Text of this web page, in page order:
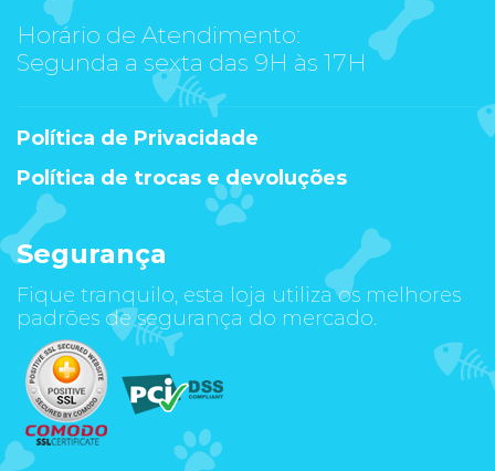
Horário de Atendimento:
Segunda a sexta das 9H às 17H
Política de Privacidade
Política de trocas e devoluções
Segurança
Fique tranquilo, esta loja utiliza os melhores
padrões de segurança do mercado.